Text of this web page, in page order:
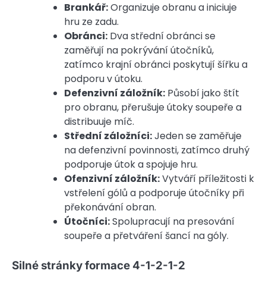
Brankář:Organizuje obranu a iniciuje
hru ze zadu.
Obránci: Dva střední obránci se
zaměřují na pokrývání útočníků,
zatímco krajní obránci poskytují šířku a
podporu v útoku.
Defenzivní záložník: Působí jako štít
pro obranu, přerušuje útoky soupeře a
distribuuje míč.
Střední záložníci:Jeden se zaměřuje
na defenzivní povinnosti, zatímco druhý
podporuje útok a spojuje hru.
Ofenzivní záložník:Vytváří příležitosti k
vstřelení gólů a podporuje útočníky při
překonávání obran.
Útočníci:Spolupracují na presování
soupeře a přetváření šancí na góly.
Silné stránky formace 4-1-2-1-2